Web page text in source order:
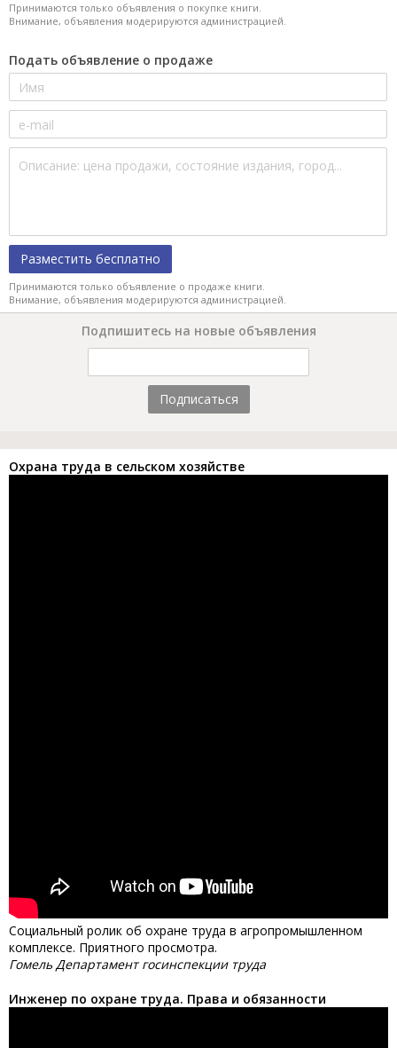
Принимаются только объявления о покупке книги.
Внимание, объявления модерируются администрацией.
Подать объявление о продаже
Разместить бесплатно
Принимаются только объявление о продаже книги.
Внимание, объявления модерируются администрацией.
Подпишитесь на новые объявления
Подписаться
Охрана труда в сельском хозяйстве
Социальный ролик об охране труда в агропромышленном
комплексе. Приятного просмотра.
Гомель Департамент госинспекции труда
Инженер по охране труда. Права и обязанности